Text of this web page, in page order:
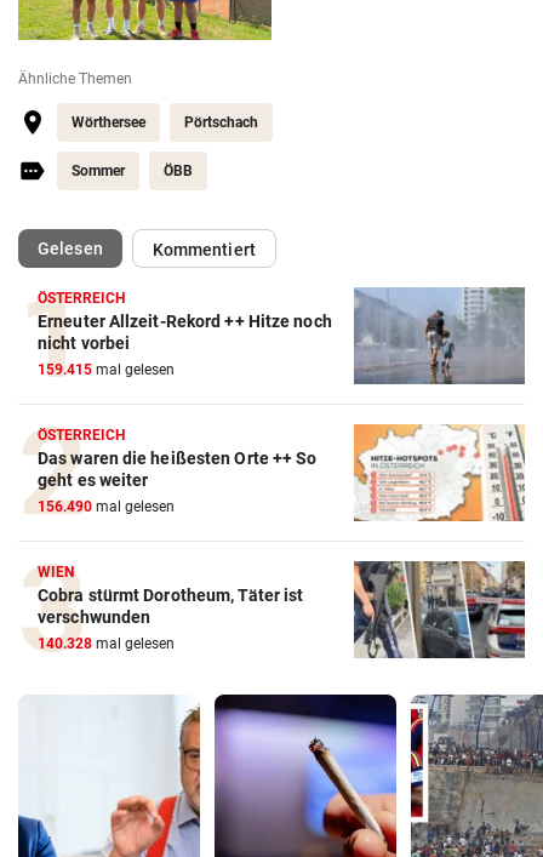
Ähnliche Themen
Wörthersee Pörtschach
Sommer ÖBB
Gelesen(ausgewählt)Kommentiert
ÖSTERREICH
Erneuter Allzeit-Rekord ++ Hitze noch
nicht vorbei
159.415 mal gelesen
ÖSTERREICH
Das waren die heißesten Orte ++ So
geht es weiter
156.490 mal gelesen
WIEN
Cobra stürmt Dorotheum, Täter ist
verschwunden
140.328 mal gelesen